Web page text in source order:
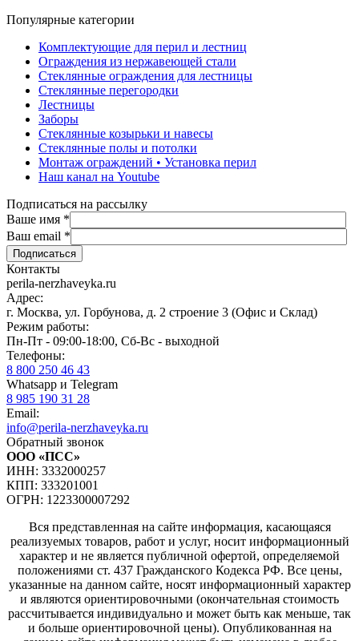
Популярные категории
Комплектующие для перил и лестниц
Ограждения из нержавеющей стали
Стеклянные ограждения для лестницы
Стеклянные перегородки
Лестницы
Заборы
Стеклянные козырьки и навесы
Стеклянные полы и потолки
Монтаж ограждений • Установка перил
Наш канал на Youtube
Подписаться на рассылку
Ваше имя *
Ваш email *
Контакты
perila-nerzhaveyka.ru
Адрес:
г. Москва, ул. Горбунова, д. 2 строение 3 (Офис и Склад)
Режим работы:
Пн-Пт - 09:00-18:00, Сб-Вс - выходной
Телефоны:
8 800 250 46 43
Whatsapp и Telegram
8 985 190 31 28
Email:
info@perila-nerzhaveyka.ru
Обратный звонок
ООО «ПСС»
ИНН: 3332000257
КПП: 333201001
ОГРН: 1223300007292
Вся представленная на сайте информация, касающаяся
реализуемых товаров, работ и услуг, носит информационный
характер и не является публичной офертой, определяемой
положениями ст. 437 Гражданского Кодекса РФ. Все цены,
указанные на данном сайте, носят информационный характер
и являются ориентировочными (окончательная стоимость
рассчитывается индивидуально и может быть как меньше, так
и больше ориентировочной цены). Опубликованная на